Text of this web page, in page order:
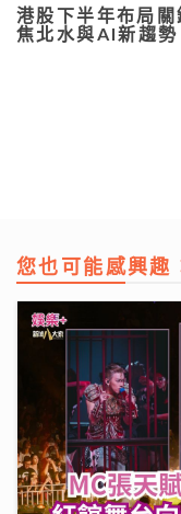
港股下半年布局
焦北水與AI新趨勢
您也可能感興趣